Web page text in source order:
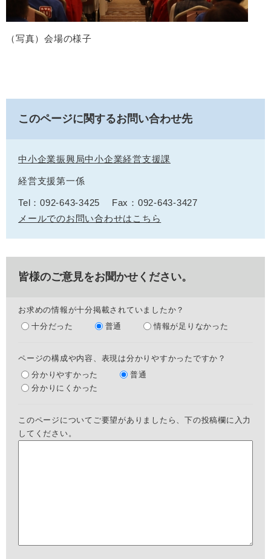
（写真）会場の様子
このページに関するお問い合わせ先
中小企業振興局中小企業経営支援課
経営支援第一係
Tel：092-643-3425
Fax：092-643-3427
メールでのお問い合わせはこちら
皆様のご意見をお聞かせください。
お求めの情報が十分掲載されていましたか？
十分だった
普通 情報が足りなかった
ページの構成や内容、表現は分かりやすかったですか？
分かりやすかった
普通
分かりにくかった
このページについてご要望がありましたら、下の投稿欄に入力
してください。